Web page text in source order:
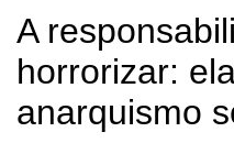
A
horrorizar:
anarquismo